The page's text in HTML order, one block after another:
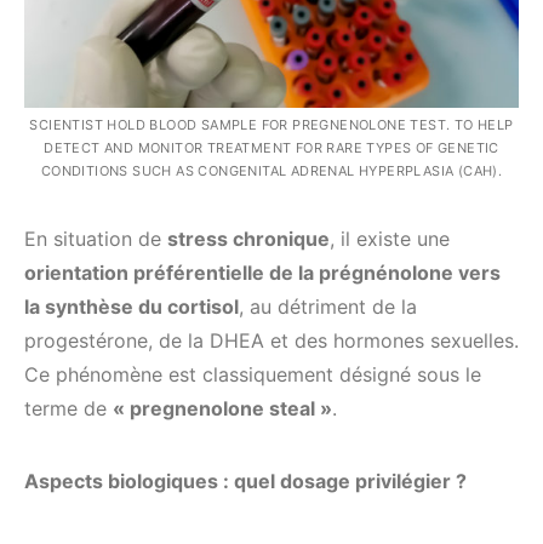
SCIENTIST HOLD BLOOD SAMPLE FOR PREGNENOLONE TEST. TO HELP
DETECT AND MONITOR TREATMENT FOR RARE TYPES OF GENETIC
CONDITIONS SUCH AS CONGENITAL ADRENAL HYPERPLASIA (CAH).
En situation de stress chronique, il existe une
orientation préférentielle de la prégnénolone vers
la synthèse du cortisol, au détriment de la
progestérone, de la DHEA et des hormones sexuelles.
Ce phénomène est classiquement désigné sous le
terme de « pregnenolone steal ».
Aspects biologiques : quel dosage privilégier ?